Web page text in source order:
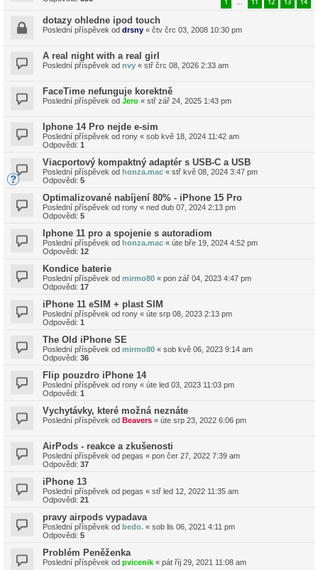
…
dotazy ohledne ipod touch
Poslední příspěvek od drsny « čtv črc 03, 2008 10:30 pm
A real night with a real girl
Poslední příspěvek od nvy « stř črc 08, 2026 2:33 am
FaceTime nefunguje korektně
Poslední příspěvek od Jero « stř zář 24, 2025 1:43 pm
Iphone 14 Pro nejde e-sim
Poslední příspěvek od rony « sob kvě 18, 2024 11:42 am
Odpovědi: 1
Viacportový kompaktný adaptér s USB-C a USB
Poslední příspěvek od honza.mac « stř kvě 08, 2024 3:47 pm
Odpovědi: 5
Optimalizované nabíjení 80% - iPhone 15 Pro
Poslední příspěvek od rony « ned dub 07, 2024 2:13 pm
Odpovědi: 5
Iphone 11 pro a spojenie s autoradiom
Poslední příspěvek od honza.mac « úte bře 19, 2024 4:52 pm
Odpovědi: 12
Kondice baterie
Poslední příspěvek od mirmo80 « pon zář 04, 2023 4:47 pm
Odpovědi: 17
iPhone 11 eSIM + plast SIM
Poslední příspěvek od rony « úte srp 08, 2023 2:13 pm
Odpovědi: 1
The Old iPhone SE
Poslední příspěvek od mirmo80 « sob kvě 06, 2023 9:14 am
Odpovědi: 36
Flip pouzdro iPhone 14
Poslední příspěvek od rony « úte led 03, 2023 11:03 pm
Odpovědi: 1
Vychytávky, které možná neznáte
Poslední příspěvek od Beavers « úte srp 23, 2022 6:06 pm
AirPods - reakce a zkušenosti
Poslední příspěvek od pegas « pon čer 27, 2022 7:39 am
Odpovědi: 37
iPhone 13
Poslední příspěvek od pegas « stř led 12, 2022 11:35 am
Odpovědi: 21
pravy airpods vypadava
Poslední příspěvek od bedo. « sob lis 06, 2021 4:11 pm
Odpovědi: 5
Problém Peněženka
Poslední příspěvek od pvicenik « pát říj 29, 2021 11:08 am